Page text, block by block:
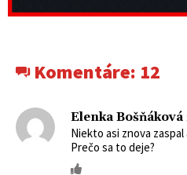
Komentáre: 12
Elenka Bošňáková
Niekto asi znova
Prečo sa to deje?